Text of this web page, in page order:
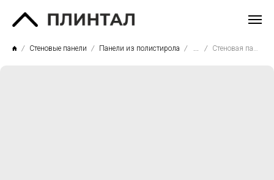
Стеновые панели Панели из полистирола